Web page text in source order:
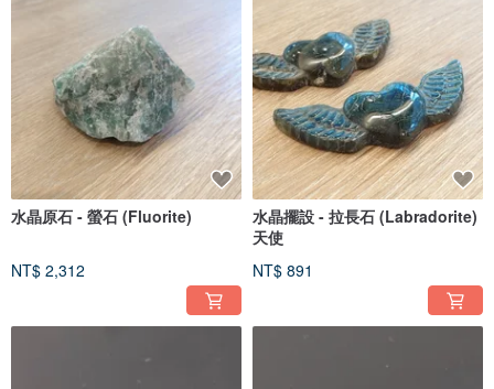
水晶原石 - 螢石 (Fluorite)
NT$ 2,312
水晶擺設 - 拉長石 (Labradorite)
天使
NT$ 891